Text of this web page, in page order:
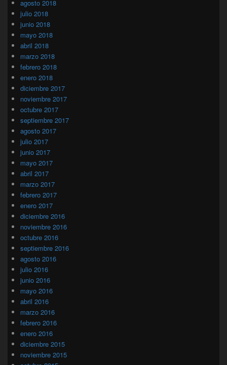
agosto 2018
julio 2018
junio 2018
mayo 2018
abril 2018
marzo 2018
febrero 2018
enero 2018
diciembre 2017
noviembre 2017
octubre 2017
septiembre 2017
agosto 2017
julio 2017
junio 2017
mayo 2017
abril 2017
marzo 2017
febrero 2017
enero 2017
diciembre 2016
noviembre 2016
octubre 2016
septiembre 2016
agosto 2016
julio 2016
junio 2016
mayo 2016
abril 2016
marzo 2016
febrero 2016
enero 2016
diciembre 2015
noviembre 2015